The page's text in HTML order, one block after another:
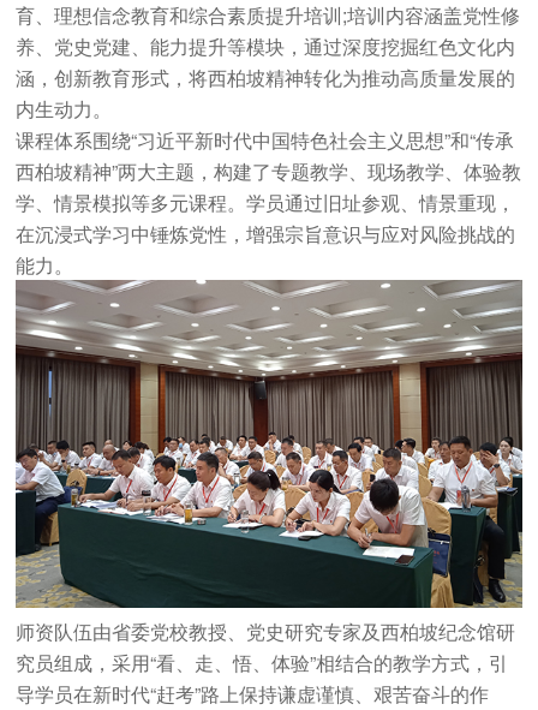
育、理想信念教育和综合素质提升培训;培训内容涵盖党性修
养、党史党建、能力提升等模块，通过深度挖掘红色文化内
涵，创新教育形式，将西柏坡精神转化为推动高质量发展的
内生动力。
课程体系围绕“习近平新时代中国特色社会主义思想”和“传承
西柏坡精神”两大主题，构建了专题教学、现场教学、体验教
学、情景模拟等多元课程。学员通过旧址参观、情景重现，
在沉浸式学习中锤炼党性，增强宗旨意识与应对风险挑战的
能力。
师资队伍由省委党校教授、党史研究专家及西柏坡纪念馆研
究员组成，采用“看、走、悟、体验”相结合的教学方式，引
导学员在新时代“赶考”路上保持谦虚谨慎、艰苦奋斗的作